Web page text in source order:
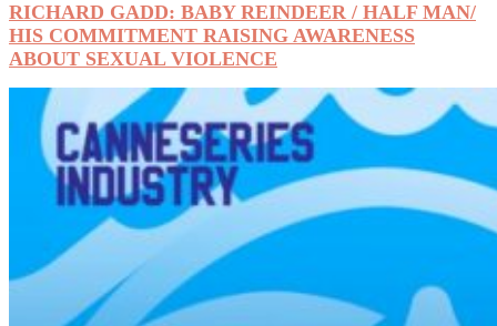
RICHARD GADD: BABY REINDEER / HALF MAN/
HIS COMMITMENT RAISING AWARENESS
ABOUT SEXUAL VIOLENCE